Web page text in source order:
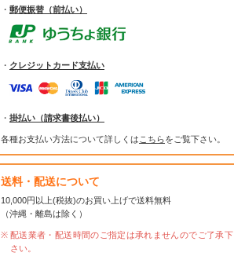
・ 郵便振替（前払い）
・ クレジットカード支払い
・ 掛払い（請求書後払い）
各種お支払い方法について詳しくは こちらをご覧下さい。
送料・配送について
10,000円以上(税抜)のお買い上げで送料無料
（沖縄・離島は除く）
配送業者・配送時間のご指定は承れませんのでご了承下
さい。